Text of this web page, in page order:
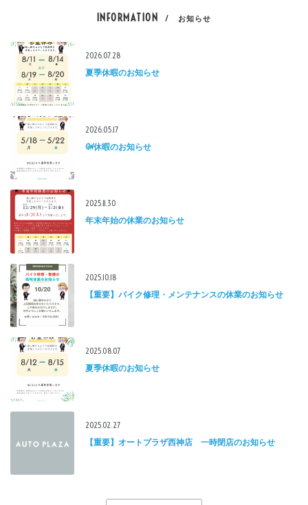
INFORMATION / お知らせ
2026.07.28
夏季休暇のお知らせ
2026.05.17
GW休暇のお知らせ
2025.11.30
年末年始の休業のお知らせ
2025.10.18
【重要】バイク修理・メンテナンスの休業のお知らせ
2025.08.07
夏季休暇のお知らせ
2025.02.27
【重要】オートプラザ西神店 一時閉店のお知らせ